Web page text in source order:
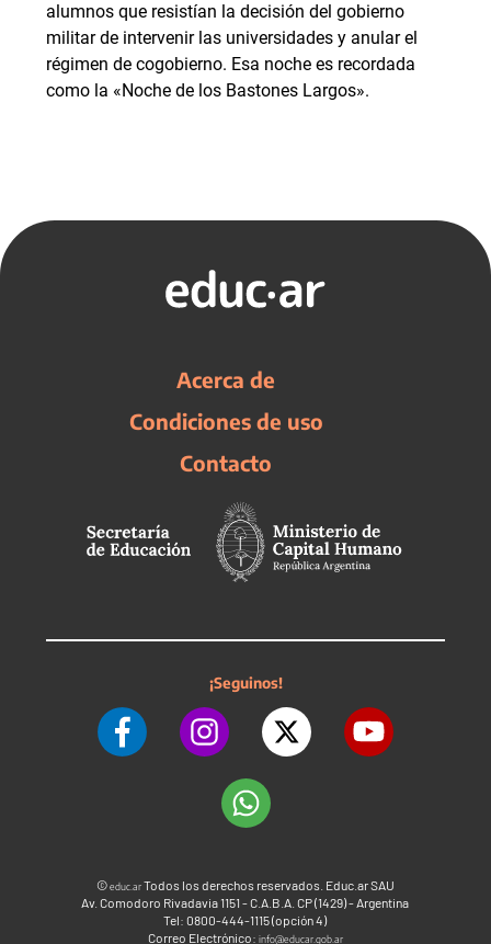
alumnos que resistían la decisión del gobierno
militar de intervenir las universidades y anular el
régimen de cogobierno. Esa noche es recordada
como la «Noche de los Bastones Largos».
Acerca de
Condiciones de uso
Contacto
¡Seguinos!
©educ.arTodos los derechos reservados. Educ.ar SAU
Av. Comodoro Rivadavia 1151 - C.A.B.A. CP (1429) - Argentina
Tel: 0800-444-1115 (opción 4)
Correo Electrónico: info@educar.gob.ar